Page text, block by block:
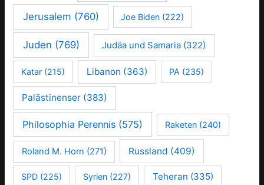
Jerusalem (760) Joe Biden (222)
Juden (769) Judäa und Samaria (322)
Katar (215) Libanon (363) PA (235)
Palästinenser (383)
Philosophia Perennis (575) Raketen(240)
Roland M. Horn (271) Russland (409)
SPD (225) Syrien (227) Teheran (335)